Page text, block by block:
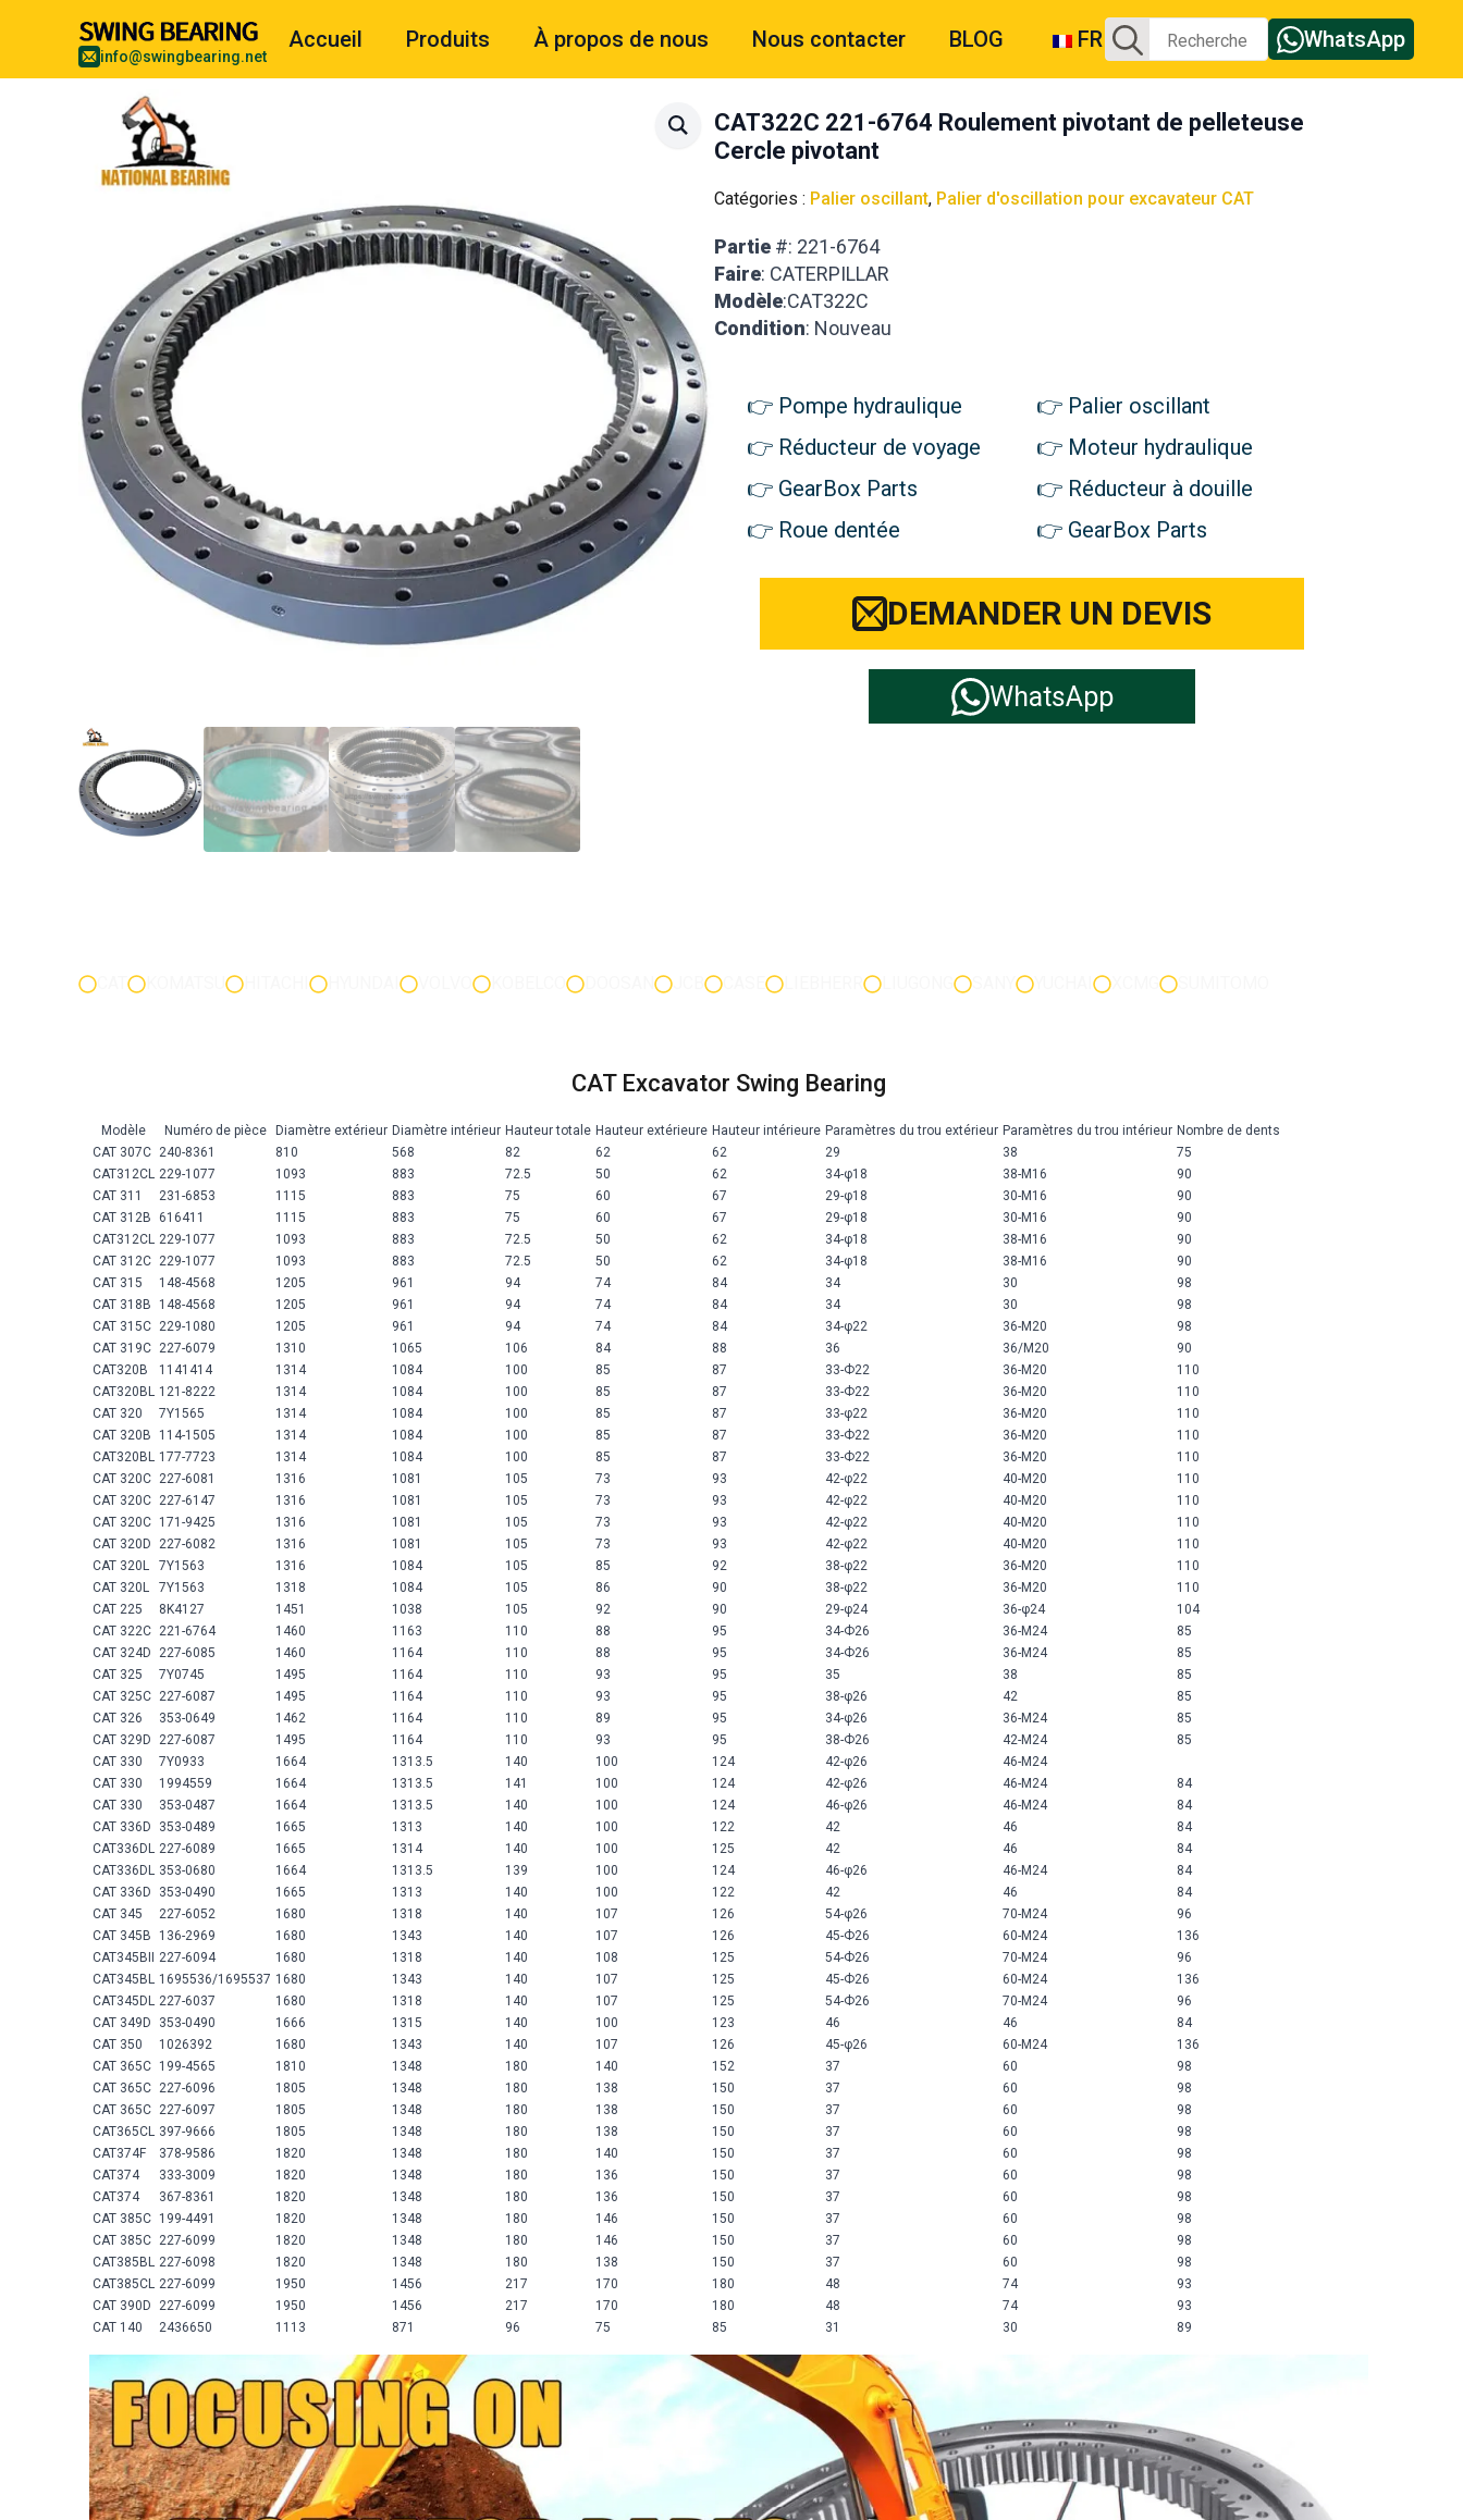
info@swingbearing.net
Accueil Produits À propos de nous Nous contacter BLOG FR Recherche
de
:
WhatsApp
CAT322C 221-6764 Roulement pivotant de pelleteuse
Cercle pivotant
Catégories : Palier oscillant, Palier d'oscillation pour excavateur CAT
Partie #: 221-6764
Faire: CATERPILLAR
Modèle:CAT322C
Condition: Nouveau
Pompe hydraulique
Réducteur de voyage
GearBox Parts
Roue dentée
Palier oscillant
Moteur hydraulique
Réducteur à douille
GearBox Parts
DEMANDER UN DEVIS
WhatsApp
CAT Excavator Swing Bearing
Modèle Numéro de pièce Diamètre extérieur Diamètre intérieur Hauteur totale Hauteur extérieure Hauteur intérieure Paramètres du trou extérieur Paramètres du trou intérieur Nombre de dents
CAT 307C 240-8361 810 568 82 62 62 29 38
75
CAT312CL
229-1077 1093 883 72.5 50 62 34-φ18 38-M16
90
CAT 311
231-6853 1115 883 75 60 67 29-φ18 30-M16
90
CAT 312B
616411 1115 883 75 60 67 29-φ18 30-M16
90
CAT312CL
229-1077 1093 883 72.5 50 62 34-φ18 38-M16
90
CAT 312C 229-1077 1093 883 72.5 50 62 34-φ18 38-M16
90
CAT 315
148-4568 1205 961 94 74 84 34 30
98
CAT 318B
148-4568 1205 961 94 74 84 34 30
98
CAT 315C 229-1080 1205 961 94 74 84 34-φ22 36-M20
98
CAT 319C 227-6079 1310 1065 106 84 88 36 36/M20
90
CAT320B
1141414 1314 1084 100 85 87 33-Ф22 36-M20
110
CAT320BL
121-8222 1314 1084 100 85 87 33-Ф22 36-M20
110
CAT 320
7Y1565 1314 1084 100 85 87 33-φ22 36-M20
110
CAT 320B
114-1505 1314 1084 100 85 87 33-Ф22 36-M20
110
CAT320BL
177-7723 1314 1084 100 85 87 33-Ф22 36-M20
110
CAT 320C 227-6081 1316 1081 105 73 93 42-φ22 40-M20
110
CAT 320C 227-6147 1316 1081 105 73 93 42-φ22 40-M20
110
CAT 320C 171-9425 1316 1081 105 73 93 42-φ22 40-M20
110
CAT 320D
227-6082 1316 1081 105 73 93 42-φ22 40-M20
110
CAT 320L
7Y1563 1316 1084 105 85 92 38-φ22 36-M20
110
CAT 320L
7Y1563 1318 1084 105 86 90 38-φ22 36-M20
110
CAT 225
8K4127 1451 1038 105 92 90 29-φ24 36-φ24
104
CAT 322C 221-6764 1460 1163 110 88 95 34-Ф26 36-M24
85
CAT 324D
227-6085 1460 1164 110 88 95 34-Ф26 36-M24
85
CAT 325
7Y0745 1495 1164 110 93 95 35 38
85
CAT 325C 227-6087 1495 1164 110 93 95 38-φ26 42
85
CAT 326
353-0649 1462 1164 110 89 95 34-φ26 36-M24
85
CAT 329D
227-6087 1495 1164 110 93 95 38-Ф26 42-M24
85
CAT 330
7Y0933 1664 1313.5 140 100 124 42-φ26
46-M24
CAT 330
1994559 1664 1313.5 141 100 124 42-φ26 46-M24
84
CAT 330
353-0487 1664 1313.5 140 100 124 46-φ26 46-M24
84
CAT 336D
353-0489 1665 1313 140 100 122 42 46
84
CAT336DL
227-6089 1665 1314 140 100 125 42 46
84
CAT336DL
353-0680 1664 1313.5 139 100 124 46-φ26 46-M24
84
CAT 336D
353-0490 1665 1313 140 100 122 42 46
84
CAT 345
227-6052 1680 1318 140 107 126 54-φ26 70-M24
96
CAT 345B
136-2969 1680 1343 140 107 126 45-Ф26 60-M24
136
CAT345BII 227-6094 1680 1318 140 108 125 54-Ф26 70-M24
96
CAT345BL
1695536/1695537 1680 1343 140 107 125 45-Ф26 60-M24
136
CAT345DL
227-6037 1680 1318 140 107 125 54-Ф26 70-M24
96
CAT 349D
353-0490 1666 1315 140 100 123 46 46
84
CAT 350
1026392 1680 1343 140 107 126 45-φ26 60-M24
136
CAT 365C 199-4565 1810 1348 180 140 152 37 60
98
CAT 365C 227-6096 1805 1348 180 138 150 37 60
98
CAT 365C 227-6097 1805 1348 180 138 150 37 60
98
CAT365CL
397-9666 1805 1348 180 138 150 37 60
98
CAT374F
378-9586 1820 1348 180 140 150 37 60
98
CAT374
333-3009 1820 1348 180 136 150 37 60
98
CAT374
367-8361 1820 1348 180 136 150 37 60
98
CAT 385C 199-4491 1820 1348 180 146 150 37 60
98
CAT 385C 227-6099 1820 1348 180 146 150 37 60
98
CAT385BL
227-6098 1820 1348 180 138 150 37 60
98
CAT385CL
227-6099 1950 1456 217 170 180 48 74
93
CAT 390D
227-6099 1950 1456 217 170 180 48 74
93
CAT 140
2436650 1113 871 96 75 85 31 30 89